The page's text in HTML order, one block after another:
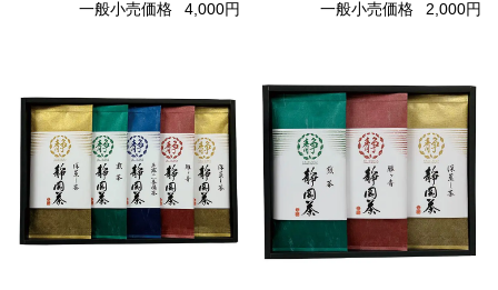
一般小売価格 4,000円 一般小売価格 2,000円